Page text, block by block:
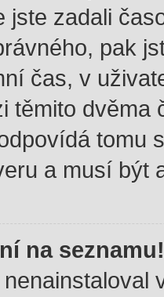
jste zadali
pak
čas, v
těmito
tomu
a musí být
na seznamu!